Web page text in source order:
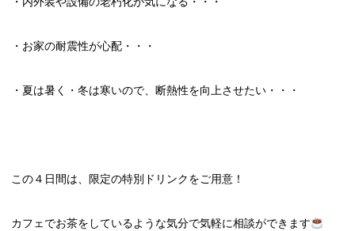
・お家の耐震性が心配・・・
・夏は暑く・冬は寒いので、断熱性を向上させたい・・・
この４日間は、限定の特別ドリンクをご用意！
カフェでお茶をしているような気分で気軽に相談ができます